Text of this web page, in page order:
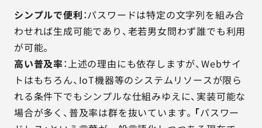
シンプルで便利：パスワードは特定の文字列を組み合
わせれば生成可能であり、老若男女問わず誰でも利用
が可能。
高い普及率：上述の理由にも依存しますが、Webサイ
トはもちろん、IoT機器等のシステムリソースが限ら
れる条件下でもシンプルな仕組みゆえに、実装可能な
場合が多く、普及率は群を抜いています。 「パスワー